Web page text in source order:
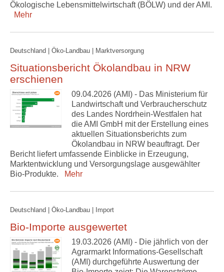
Ökologische Lebensmittelwirtschaft (BÖLW) und der AMI.
Mehr
Deutschland | Öko-Landbau | Marktversorgung
Situationsbericht Ökolandbau in NRW
erschienen
09.04.2026 (AMI) - Das Ministerium für
Landwirtschaft und Verbraucherschutz
des Landes Nordrhein-Westfalen hat
die AMI GmbH mit der Erstellung eines
aktuellen Situationsberichts zum
Ökolandbau in NRW beauftragt. Der
Bericht liefert umfassende Einblicke in Erzeugung,
Marktentwicklung und Versorgungslage ausgewählter
Bio-Produkte.
Mehr
Deutschland | Öko-Landbau | Import
Bio-Importe ausgewertet
19.03.2026 (AMI) - Die jährlich von der
Agrarmarkt Informations-Gesellschaft
(AMI) durchgeführte Auswertung der